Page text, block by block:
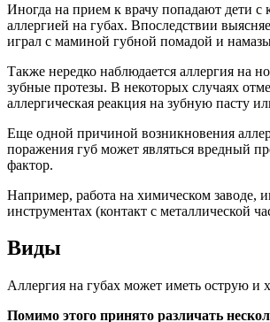
Иногда на прием к врачу попадают дети с
аллергией на губах. Впоследствии
играл с маминой губной помадой и
Также нередко наблюдается аллергия на
зубные протезы. В некоторых случаях
аллергическая реакция на зубную пасту
Еще одной причиной возникновения
поражения губ может являться вредный
фактор.
Например, работа на химическом заводе,
инструментах (контакт с металлической
Виды
Аллергия на губах может иметь острую и
Помимо этого принято различать